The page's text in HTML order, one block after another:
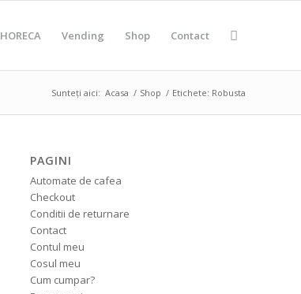
HORECA Vending Shop Contact
Sunteți aici: Acasa / Shop / Etichete: Robusta
PAGINI
Automate de cafea
Checkout
Conditii de returnare
Contact
Contul meu
Cosul meu
Cum cumpar?